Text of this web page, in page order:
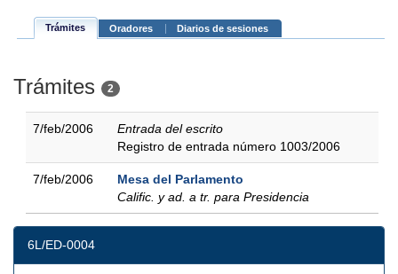
Trámites Oradores Diarios de sesiones
Trámites 2
7/feb/2006
Entrada del escrito
Registro de entrada número 1003/2006
7/feb/2006
Mesa del Parlamento
Calific. y ad. a tr. para Presidencia
6L/ED-0004